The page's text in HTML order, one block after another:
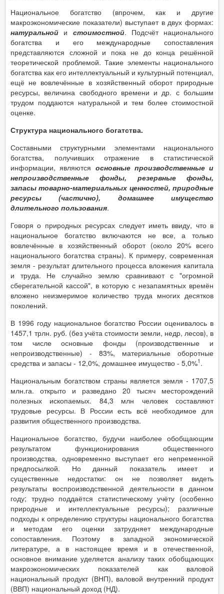
Национальное богатство (впрочем, как и другие
макроэкономические показатели) выступает в двух формах:
натуральной и стоимостной. Подсчёт национального
богатства и его международные сопоставления
представляются сложной и пока не до конца решённой
теоретической проблемой. Такие элементы национального
богатства как его интеллектуальный и культурный потенциал,
ещё не вовлечённые в хозяйственный оборот природные
ресурсы, величина свободного времени и др. с большим
трудом поддаются натуральной и тем более стоимостной
оценке.
Структура национального богатства.
Составными структурными элементами национального
богатства, получивших отражение в статистической
информации, являются основные производственные и
непроизводственные фонды, резервные фонды,
запасы товарно-материальных ценностей, природные
ресурсы (частично), домашнее имущество
длительного пользования.
Говоря о природных ресурсах следует иметь ввиду, что в
национальное богатство включаются не все, а только
вовлечённые в хозяйственный оборот (около 20% всего
национального богатства страны). К примеру, современная
земля - результат длительного процесса вложения капитала
и труда. Не случайно землю сравнивают с "огромной
сберегательной кассой", в которую с незапамятных времён
вложено неизмеримое количество труда многих десятков
поколений.
В 1996 году национальное богатство России оценивалось в
1457,1 трлн. руб. (без учёта стоимости земли, недр, лесов), в
том числе основные фонды (производственные и
непроизводственные) - 83%, материальные оборотные
средства и запасы - 12,0%, домашнее имущество - 5,0%1 .
Национальным богатством страны является земля - 1707,5
млн.га. открыто и разведано 20 тысяч месторождений
полезных ископаемых. 84,3 млн человек составляют
трудовые ресурсы. В России есть всё необходимое для
развития общественного производства.
Национальное богатство, будучи наиболее обобщающим
результатом функционирования общественного
производства, одновременно выступает его непременной
предпосылкой. Но данный показатель имеет и
существенные недостатки: он не позволяет видеть
результаты воспроизводственной деятельности в данном
году; трудно поддаётся статистическому учёту (особенно
природные и интеллектуальные ресурсы); различные
подходы к определению структуры национального богатства
и методам его оценки затрудняет международные
сопоставления. Поэтому в западной экономической
литературе, а в настоящее время и в отечественной,
основное внимание уделяется анализу таких обобщающих
макроэкономических показателей как валовой
национальный продукт (ВНП), валовой внутренний продукт
(ВВП) национальный доход (НД).